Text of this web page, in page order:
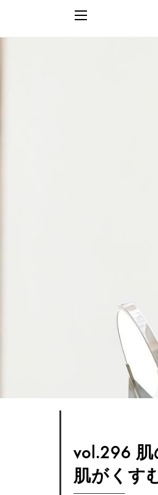
vol.296
肌がくす